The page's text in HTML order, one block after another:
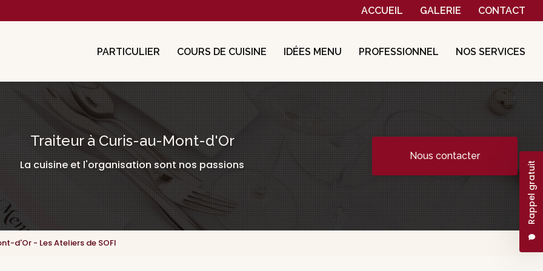
Navigation secondaire
ACCUEIL GALERIE CONTACT
Rappel gratuit
PARTICULIER COURS DE CUISINE IDÉES MENU PROFESSIONNEL NOS SERVICES
Traiteur à Curis-au-Mont-d'Or
La cuisine et l'organisation sont nos passions
Nous contacter
d'Or - Les Ateliers de SOFI